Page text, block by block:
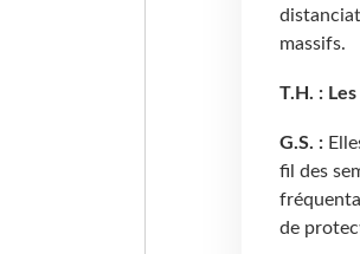
massifs.
T.H. :
G.S. :
fil des
de